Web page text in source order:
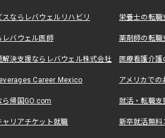
ならレバウェルリハビリ 栄養士の転
レバウェル医師 薬剤師の転
決支援ならレバウェル株式会社 医療看護介
Career Mexico アメリカで
帰国GO.com 就活・転職
リアチケット就職 新卒就活無料